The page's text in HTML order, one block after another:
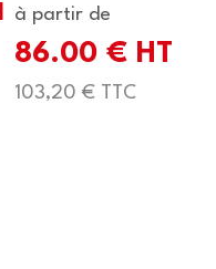
à partir de
86.00 € HT
103,20 € TTC